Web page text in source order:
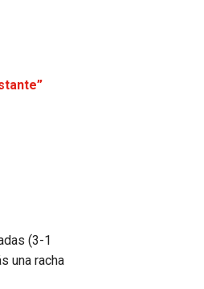
(3-1
una racha